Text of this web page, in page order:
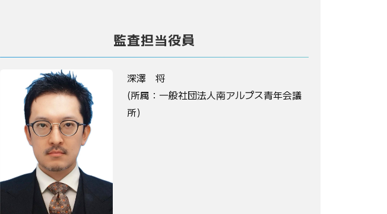
監査担当役員
深澤 将
(所属：一般社団法人南アルプス青年会議
所)